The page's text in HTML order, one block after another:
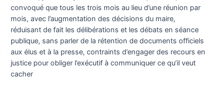
convoqué que tous les trois mois au lieu d’une réunion par
mois, avec l’augmentation des décisions du maire,
réduisant de fait les délibérations et les débats en séance
publique, sans parler de la rétention de documents officiels
aux élus et à la presse, contraints d’engager des recours en
justice pour obliger l’exécutif à communiquer ce qu’il veut
cacher